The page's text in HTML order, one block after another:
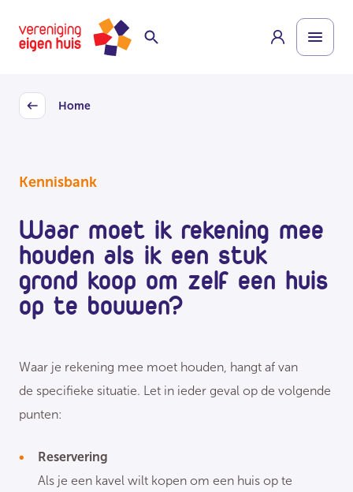
naar
hoofdinhoud
Homepage
Back
Home
Kennisbank
Waar moet ik rekening mee
houden als ik een stuk
grond koop om zelf een huis
op te bouwen?
Waar je rekening mee moet houden, hangt af van
de specifieke situatie. Let in ieder geval op de volgende
punten:
Reservering
Als je een kavel wilt kopen om een huis op te